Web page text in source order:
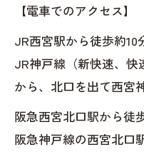
【電車でのアクセス】
JR西宮駅から徒歩約10
JR神戸線（新快速、
から、北口を出て西宮
阪急西宮北口駅から徒
阪急神戸線の西宮北口